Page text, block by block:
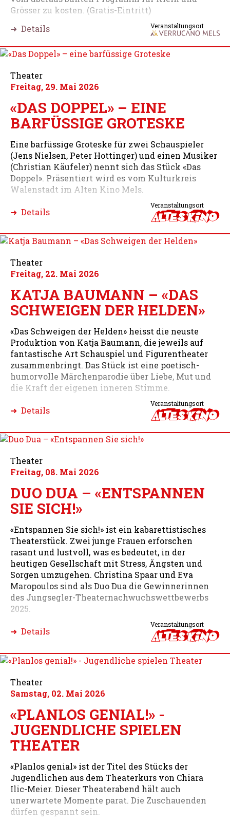
Grösser zu kosten. (Gratis-Eintritt)
➜ Details
Veranstaltungsort
Theater
Freitag, 29. Mai 2026
«DAS DOPPEL» – EINE
BARFÜSSIGE GROTESKE
Eine barfüssige Groteske für zwei Schauspieler
(Jens Nielsen, Peter Hottinger) und einen Musiker
(Christian Käufeler) nennt sich das Stück «Das
Doppel». Präsentiert wird es vom Kulturkreis
Walenstadt im Alten Kino Mels.
➜ Details
Veranstaltungsort
Theater
Freitag, 22. Mai 2026
KATJA BAUMANN – «DAS
SCHWEIGEN DER HELDEN»
«Das Schweigen der Helden» heisst die neuste
Produktion von Katja Baumann, die jeweils auf
fantastische Art Schauspiel und Figurentheater
zusammenbringt. Das Stück ist eine poetisch-
humorvolle Märchenparodie über Liebe, Mut und
die Kraft der eigenen inneren Stimme.
➜ Details
Veranstaltungsort
Theater
Freitag, 08. Mai 2026
DUO DUA – «ENTSPANNEN
SIE SICH!»
«Entspannen Sie sich!» ist ein kabarettistisches
Theaterstück. Zwei junge Frauen erforschen
rasant und lustvoll, was es bedeutet, in der
heutigen Gesellschaft mit Stress, Ängsten und
Sorgen umzugehen. Christina Spaar und Eva
Maropoulos sind als Duo Dua die Gewinnerinnen
des Jungsegler-Theaternachwuchswettbewerbs
2025.
➜ Details
Veranstaltungsort
Theater
Samstag, 02. Mai 2026
«PLANLOS GENIAL!» -
JUGENDLICHE SPIELEN
THEATER
«Planlos genial» ist der Titel des Stücks der
Jugendlichen aus dem Theaterkurs von Chiara
Ilic-Meier. Dieser Theaterabend hält auch
unerwartete Momente parat. Die Zuschauenden
dürfen gespannt sein.